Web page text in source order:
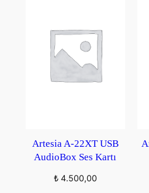
Artesia A-22XT USB
AudioBox Ses Kartı
₺4.500,00